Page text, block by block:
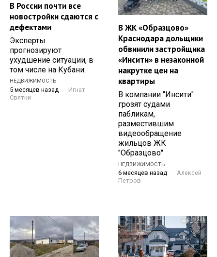
В России почти все
новостройки сдаются с
дефектами
Эксперты
прогнозируют
ухудшение ситуации, в
том числе на Кубани.
НЕДВИЖИМОСТЬ
5 месяцев назад
Игнат
Святки
В ЖК «Образцово»
Краснодара дольщики
обвинили застройщика
«Инсити» в незаконной
накрутке цен на
квартиры
В компании "Инсити"
грозят судами
пабликам,
разместившим
видеообращение
жильцов ЖК
"Образцово"
НЕДВИЖИМОСТЬ
6 месяцев назад
Алексей
Петров